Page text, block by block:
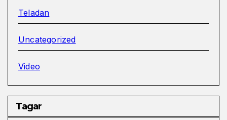
Teladan
Uncategorized
Video
Tagar